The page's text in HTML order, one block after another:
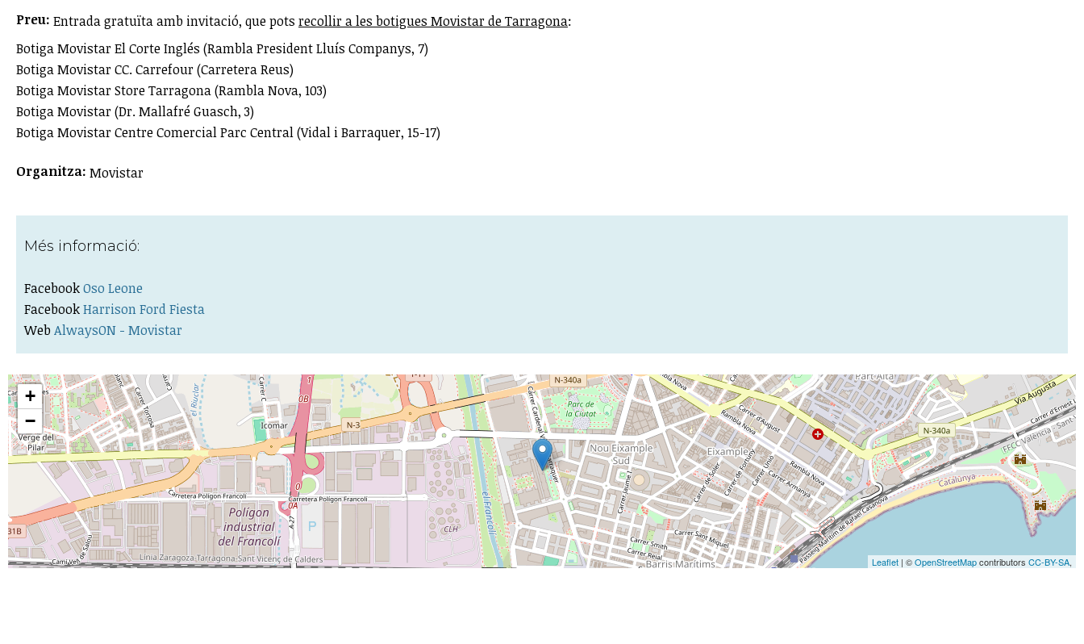
Preu: Entrada gratuïta amb invitació, que pots recollir a les botigues Movistar de Tarragona:
Botiga Movistar El Corte Inglés (Rambla President Lluís Companys, 7)
Botiga Movistar CC. Carrefour (Carretera Reus)
Botiga Movistar Store Tarragona (Rambla Nova, 103)
Botiga Movistar (Dr. Mallafré Guasch, 3)
Botiga Movistar Centre Comercial Parc Central (Vidal i Barraquer, 15-17)
Organitza: Movistar
Més informació:
FacebookOso Leone
FacebookHarrison Ford Fiesta
Web AlwaysON - Movistar
+
−
Leaflet | ©OpenStreetMapcontributors CC-BY-SA,